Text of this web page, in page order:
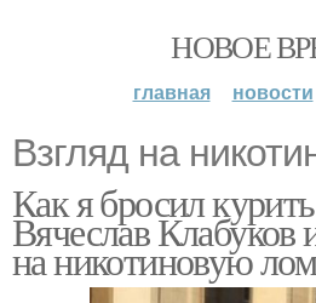
НОВОЕ
главная новости
Взгляд на
Как я бросил
Вячеслав Клабуков
на никотиновую